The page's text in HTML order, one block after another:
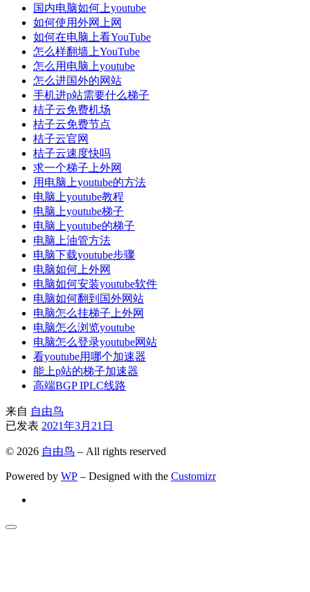
国内电脑如何上youtube
如何使用外网上网
如何在电脑上看YouTube
怎么样翻墙上YouTube
怎么用电脑上youtube
怎么进国外的网站
手机进p站需要什么梯子
桔子云免费机场
桔子云免费节点
桔子云官网
桔子云速度快吗
求一个梯子上外网
用电脑上youtube的方法
电脑上youtube教程
电脑上youtube梯子
电脑上youtube的梯子
电脑上油管方法
电脑下载youtube步骤
电脑如何上外网
电脑如何安装youtube软件
电脑如何翻到国外网站
电脑怎么挂梯子上外网
电脑怎么浏览youtube
电脑怎么登录youtube网站
看youtube用哪个加速器
能上p站的梯子加速器
高端BGP IPLC线路
来自 自由鸟
已发表 2021年3月21日
© 2026 自由鸟 – All rights reserved
Powered by WP – Designed with the Customizr